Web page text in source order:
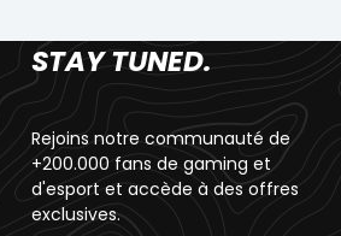
STAY TUNED.
Rejoins notre communauté de
+200.000 fans de gaming et
d'esport et accède à des offres
exclusives.